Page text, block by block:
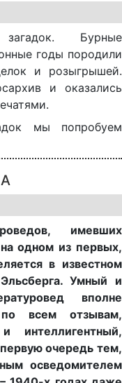
Бурные
годы породили
и розыгрышей.
и оказались
мы попробуем
имевших
одном из первых,
в известном
Умный и
вполне
по всем отзывам,
интеллигентный,
очередь тем,
осведомителем